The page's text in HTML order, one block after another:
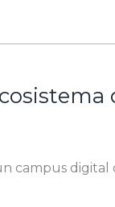
campus